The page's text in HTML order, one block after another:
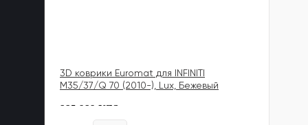
3D коврики Euromat для INFINITI
M35/37/Q 70 (2010-), Lux, Бежевый
885 989 UZS